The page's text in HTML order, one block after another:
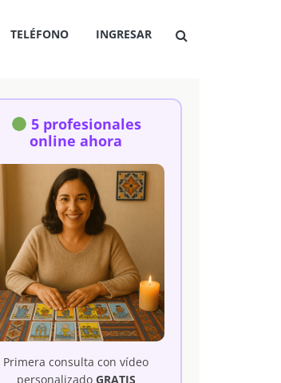
TELÉFONO INGRESAR
5 profesionales
online ahora
Primera consulta con vídeo
personalizado GRATIS